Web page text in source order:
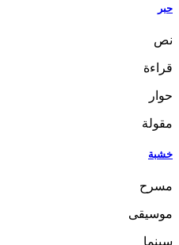
حبر
نص
قراءة
حوار
مقولة
خشبة
مسرح
موسيقى
سينما